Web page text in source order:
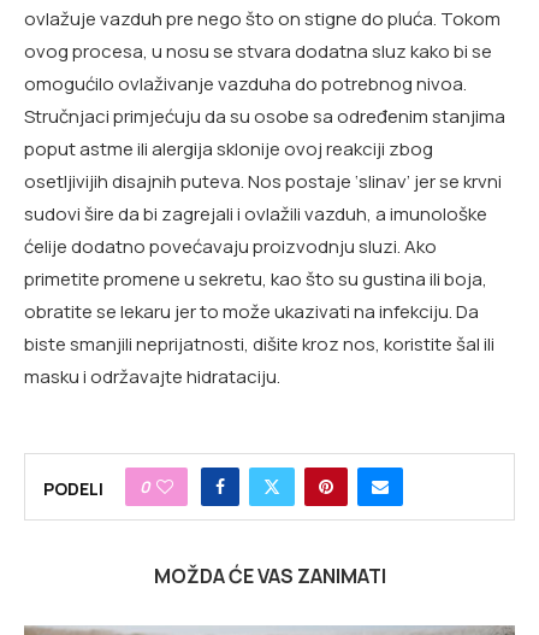
ovlažuje vazduh pre nego što on stigne do pluća. Tokom
ovog procesa, u nosu se stvara dodatna sluz kako bi se
omogućilo ovlaživanje vazduha do potrebnog nivoa.
Stručnjaci primjećuju da su osobe sa određenim stanjima
poput astme ili alergija sklonije ovoj reakciji zbog
osetljivijih disajnih puteva. Nos postaje ‘slinav’ jer se krvni
sudovi šire da bi zagrejali i ovlažili vazduh, a imunološke
ćelije dodatno povećavaju proizvodnju sluzi. Ako
primetite promene u sekretu, kao što su gustina ili boja,
obratite se lekaru jer to može ukazivati na infekciju. Da
biste smanjili neprijatnosti, dišite kroz nos, koristite šal ili
masku i održavajte hidrataciju.
PODELI 0
MOŽDA ĆE VAS ZANIMATI